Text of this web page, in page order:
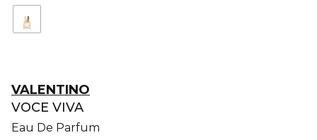
VALENTINO
VOCE VIVA
Eau De Parfum